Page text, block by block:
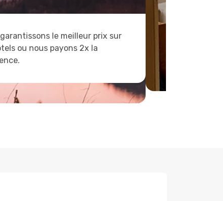
le meilleur prix sur
ou nous payons 2x la